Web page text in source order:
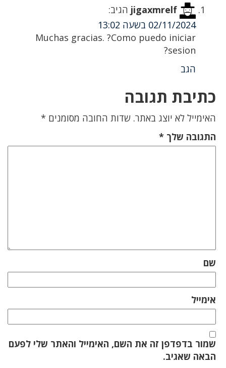
jigaxmrelf הגיב:
02/11/2024 בשעה 13:02
Muchas gracias. ?Como puedo iniciar
sesion?
הגב
כתיבת תגובה
האימייל לא יוצג באתר. שדות החובה מסומנים *
התגובה שלך *
שם
אימייל
שמור בדפדפן זה את השם, האימייל והאתר שלי לפעם
הבאה שאגיב.